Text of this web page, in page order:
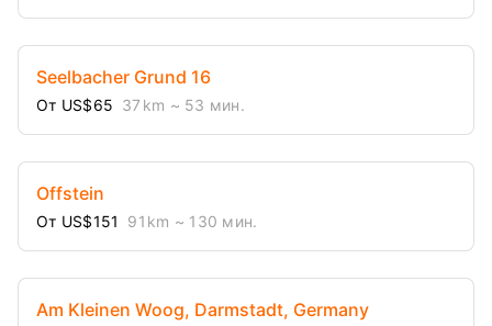
Seelbacher Grund 16
От US$65 37 km ~ 53 мин.
Offstein
От US$151 91 km ~ 130 мин.
Am Kleinen Woog, Darmstadt, Germany